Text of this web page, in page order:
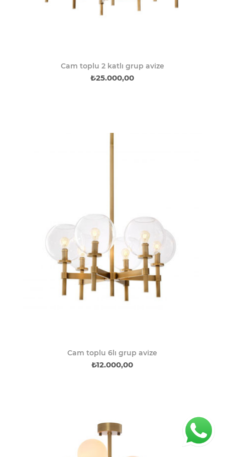
Cam toplu 2 katlı grup avize
₺25.000,00
Cam toplu 6lı grup avize
₺12.000,00